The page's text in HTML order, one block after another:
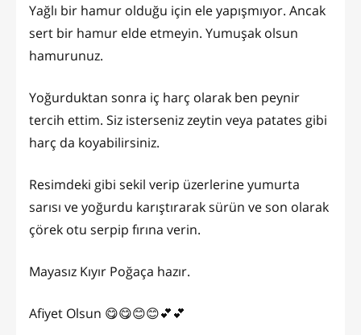
Yağlı bir hamur olduğu için ele yapışmıyor. Ancak
sert bir hamur elde etmeyin. Yumuşak olsun
hamurunuz.
Yoğurduktan sonra iç harç olarak ben peynir
tercih ettim. Siz isterseniz zeytin veya patates gibi
harç da koyabilirsiniz.
Resimdeki gibi sekil verip üzerlerine yumurta
sarısı ve yoğurdu karıştırarak sürün ve son olarak
çörek otu serpip fırına verin.
Mayasız Kıyır Poğaça hazır.
Afiyet Olsun 😋😋😊😊💕💕